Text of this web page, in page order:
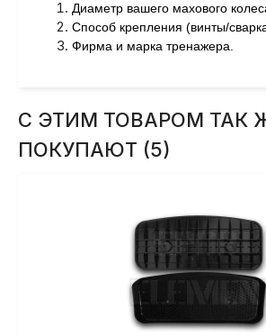
Диаметр вашего махового
Способ крепления (винты/
Фирма и марка тренажера.
С ЭТИМ ТОВАРОМ ТАК
ПОКУПАЮТ (5)